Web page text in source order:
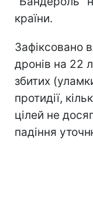
країни.
Зафіксовано
дронів на 22
збитих
протидії,
цілей не
падіння